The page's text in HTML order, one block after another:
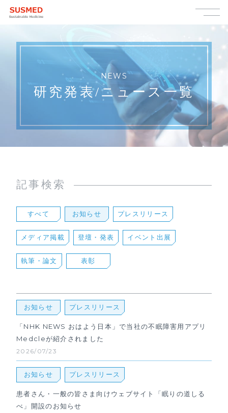
NEWS
研究発表/ニュース一覧
記事検索
すべて お知らせ プレスリリース
メディア掲載 登壇・発表 イベント出展
執筆・論⽂ 表彰
2026/07/23
お知らせ プレスリリース
「NHK NEWS おはよう日本」で当社の不眠障害用アプリ
Medcleが紹介されました
お知らせ プレスリリース
患者さん・一般の皆さま向けウェブサイト「眠りの道しる
べ」開設のお知らせ